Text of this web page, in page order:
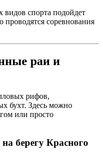
спорта подойдет
проводятся соревнования
раи и
рифов,
бухт. Здесь можно
или просто
берегу Красного